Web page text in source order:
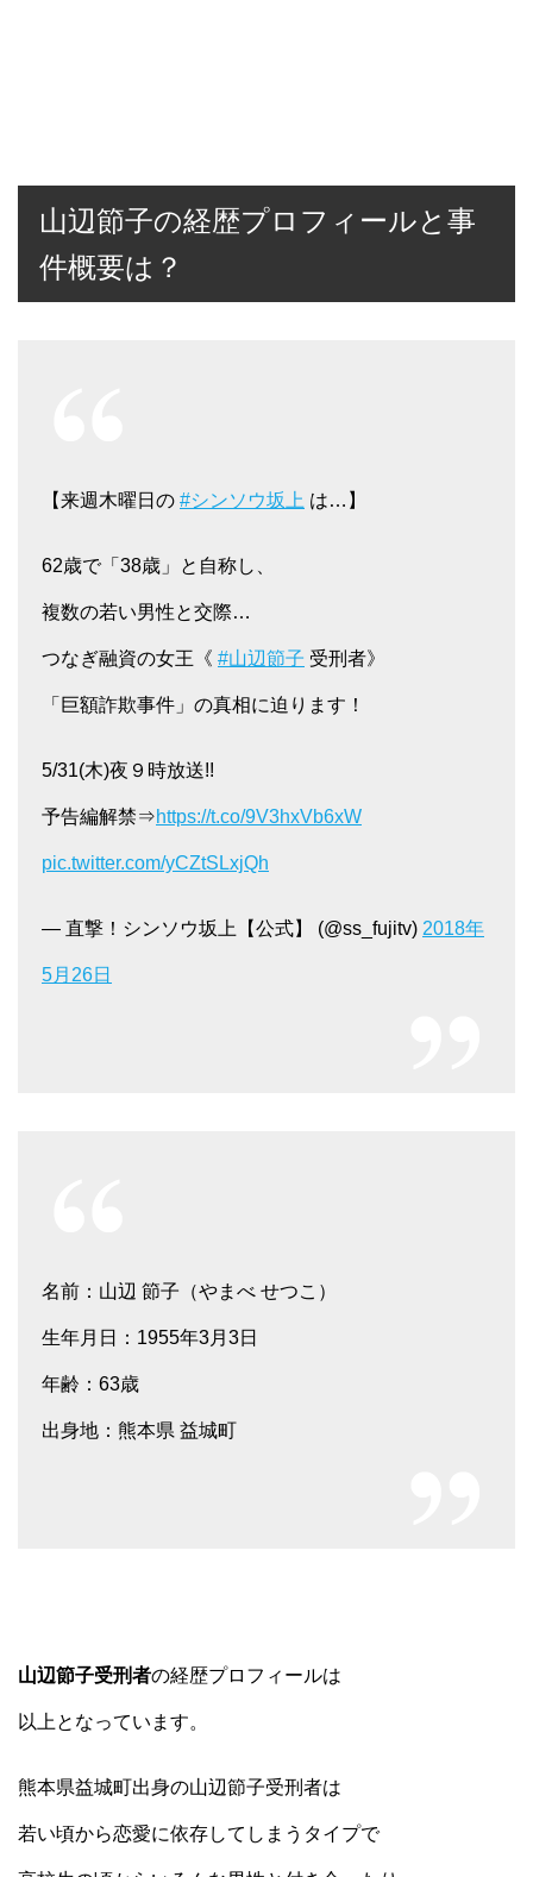
山辺節子の経歴プロフィールと事
件概要は？
【来週木曜日の #シンソウ坂上 は…】
62歳で「38歳」と自称し、
複数の若い男性と交際…
つなぎ融資の女王《 #山辺節子 受刑者》
「巨額詐欺事件」の真相に迫ります！
5/31(木)夜９時放送!!
予告編解禁⇒https://t.co/9V3hxVb6xW
pic.twitter.com/yCZtSLxjQh
— 直撃！シンソウ坂上【公式】 (@ss_fujitv) 2018年
5月26日
名前：山辺 節子（やまべ せつこ）
生年月日：1955年3月3日
年齢：63歳
出身地：熊本県 益城町
山辺節子受刑者の経歴プロフィールは
以上となっています。
熊本県益城町出身の山辺節子受刑者は
若い頃から恋愛に依存してしまうタイプで